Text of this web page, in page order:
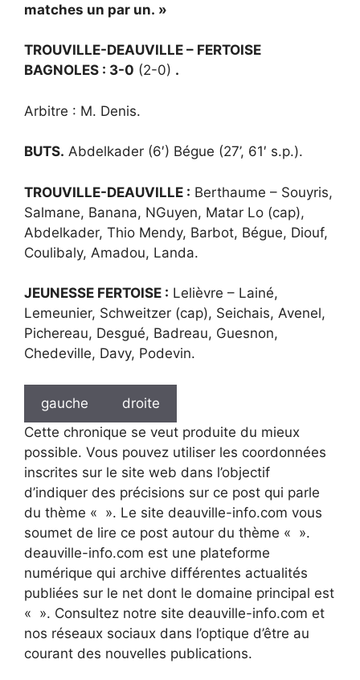
matches un par un. »
TROUVILLE-DEAUVILLE – FERTOISE
BAGNOLES : 3-0 (2-0) .
Arbitre : M. Denis.
BUTS. Abdelkader (6′) Bégue (27’, 61′ s.p.).
TROUVILLE-DEAUVILLE : Berthaume – Souyris,
Salmane, Banana, NGuyen, Matar Lo (cap),
Abdelkader, Thio Mendy, Barbot, Bégue, Diouf,
Coulibaly, Amadou, Landa.
JEUNESSE FERTOISE : Lelièvre – Lainé,
Lemeunier, Schweitzer (cap), Seichais, Avenel,
Pichereau, Desgué, Badreau, Guesnon,
Chedeville, Davy, Podevin.
gauche
droite
Cette chronique se veut produite du mieux
possible. Vous pouvez utiliser les coordonnées
inscrites sur le site web dans l’objectif
d’indiquer des précisions sur ce post qui parle
du thème « ». Le site deauville-info.com vous
soumet de lire ce post autour du thème « ».
deauville-info.com est une plateforme
numérique qui archive différentes actualités
publiées sur le net dont le domaine principal est
« ». Consultez notre site deauville-info.com et
nos réseaux sociaux dans l’optique d’être au
courant des nouvelles publications.